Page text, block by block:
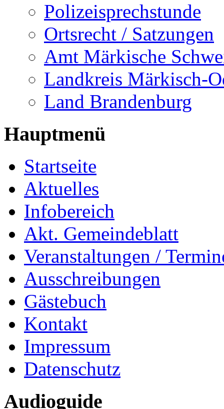
Polizeisprechstunde
Ortsrecht / Satzungen
Amt Märkische
Landkreis Märkisch-
Land Brandenburg
Hauptmenü
Startseite
Aktuelles
Infobereich
Akt. Gemeindeblatt
Veranstaltungen /
Ausschreibungen
Gästebuch
Kontakt
Impressum
Datenschutz
Audioguide